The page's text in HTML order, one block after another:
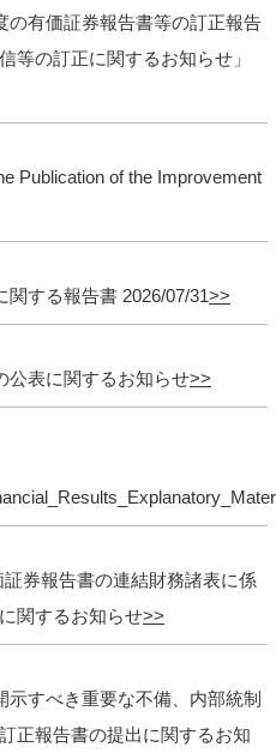
の有価証券報告書等の訂正報告
等の訂正に関するお知らせ」
Publication of the Improvement
関する報告書 2026/07/31
公表に関するお知らせ
券報告書の連結財務諸表に係
関するお知らせ
すべき重要な不備、内部統制
正報告書の提出に関するお知